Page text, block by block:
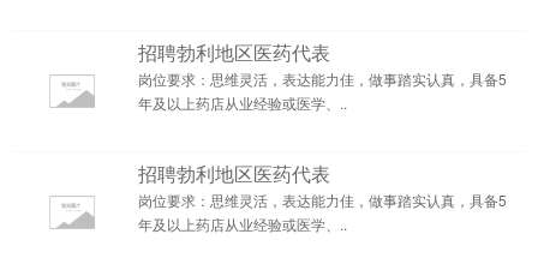
招聘勃利地区医药代表
岗位要求：思维灵活，表达能力佳，做事踏实认真，具备5
年及以上药店从业经验或医学、..
招聘勃利地区医药代表
岗位要求：思维灵活，表达能力佳，做事踏实认真，具备5
年及以上药店从业经验或医学、..